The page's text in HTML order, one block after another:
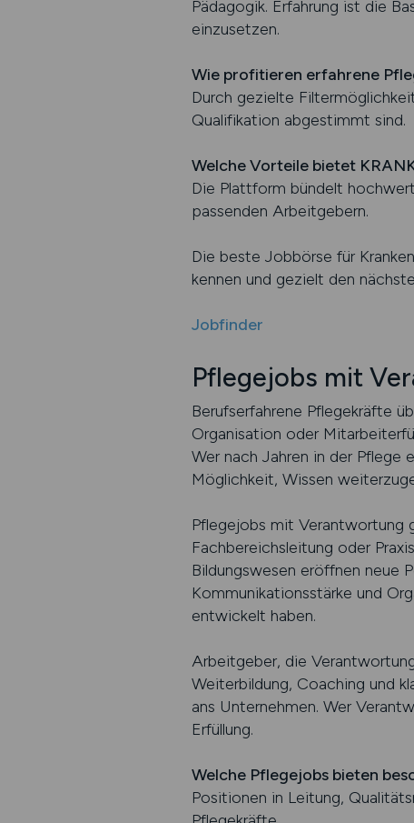
Pädagogik. Erfahrung ist die
einzusetzen.
Wie profitieren erfahrene
Durch gezielte
Qualifikation abgestimmt sind.
Welche Vorteile bietet
Die Plattform bündelt
passenden Arbeitgebern.
Die beste Jobbörse für
kennen und gezielt den
Jobfinder
Pflegejobs mit
Berufserfahrene Pflegekräfte
Organisation oder
Wer nach Jahren in der
Möglichkeit, Wissen
Pflegejobs mit Verantwortung
Fachbereichsleitung oder
Bildungswesen eröffnen neue
Kommunikationsstärke und
entwickelt haben.
Arbeitgeber, die
Weiterbildung, Coaching und
ans Unternehmen. Wer
Erfüllung.
Welche Pflegejobs bieten
Positionen in Leitung,